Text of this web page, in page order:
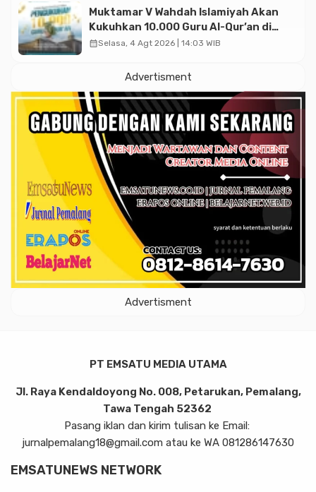
Muktamar V Wahdah Islamiyah Akan
Kukuhkan 10.000 Guru Al-Qur’an di
Masjid Istiqlal
calendar_monthSelasa, 4 Agt 2026 | 14:03 WIB
Advertisment
Advertisment
PT EMSATU MEDIA UTAMA
Jl. Raya Kendaldoyong No. 008, Petarukan, Pemalang,
Tawa Tengah 52362
Pasang iklan dan kirim tulisan ke Email:
jurnalpemalang18@gmail.com atau ke WA 081286147630
EMSATUNEWS NETWORK